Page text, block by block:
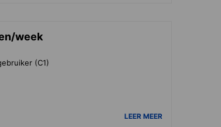
week
(C1)
LEER MEER